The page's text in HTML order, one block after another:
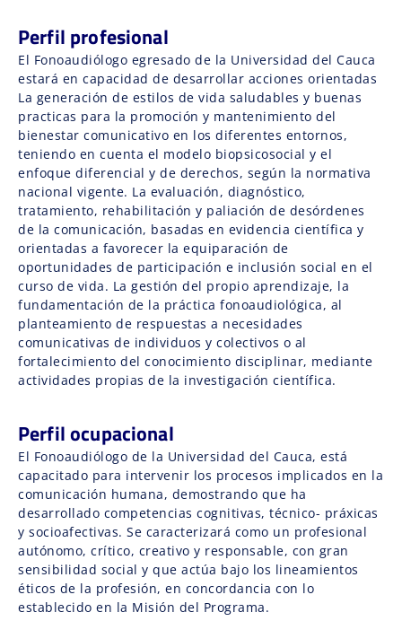
Perfil profesional
El Fonoaudiólogo egresado de la Universidad del Cauca
estará en capacidad de desarrollar acciones orientadas
La generación de estilos de vida saludables y buenas
practicas para la promoción y mantenimiento del
bienestar comunicativo en los diferentes entornos,
teniendo en cuenta el modelo biopsicosocial y el
enfoque diferencial y de derechos, según la normativa
nacional vigente. La evaluación, diagnóstico,
tratamiento, rehabilitación y paliación de desórdenes
de la comunicación, basadas en evidencia científica y
orientadas a favorecer la equiparación de
oportunidades de participación e inclusión social en el
curso de vida. La gestión del propio aprendizaje, la
fundamentación de la práctica fonoaudiológica, al
planteamiento de respuestas a necesidades
comunicativas de individuos y colectivos o al
fortalecimiento del conocimiento disciplinar, mediante
actividades propias de la investigación científica.
Perfil ocupacional
El Fonoaudiólogo de la Universidad del Cauca, está
capacitado para intervenir los procesos implicados en la
comunicación humana, demostrando que ha
desarrollado competencias cognitivas, técnico- práxicas
y socioafectivas. Se caracterizará como un profesional
autónomo, crítico, creativo y responsable, con gran
sensibilidad social y que actúa bajo los lineamientos
éticos de la profesión, en concordancia con lo
establecido en la Misión del Programa.